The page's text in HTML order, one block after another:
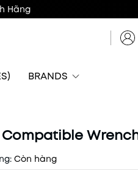
Hãng
BRANDS
Compatible
Còn hàng